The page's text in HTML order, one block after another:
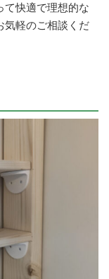
て快適で理想的な
気軽のご相談くだ